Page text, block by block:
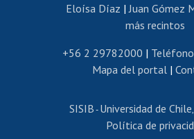
Editar páginas
Extranjeras/os
Revalidación y
Postulación al Programa de
Cursos de español
Eloísa Díaz |Juan Gómez
más recintos
+56 2 29782000 |
Mapa del portal|
SISIB - Universidad de Chile
Política de